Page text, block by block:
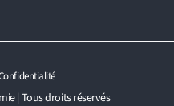
| Tous droits réservés